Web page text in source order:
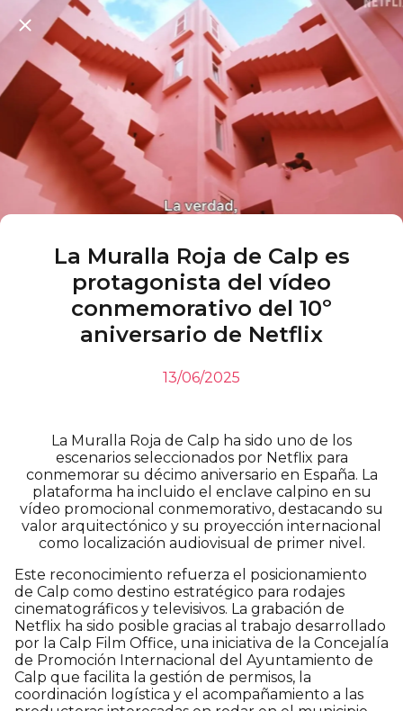
La Muralla Roja de Calp es
protagonista del vídeo
conmemorativo del 10º
aniversario de Netflix
13/06/2025
La Muralla Roja de Calp ha sido uno de los
escenarios seleccionados por Netflix para
conmemorar su décimo aniversario en España. La
plataforma ha incluido el enclave calpino en su
vídeo promocional conmemorativo, destacando su
valor arquitectónico y su proyección internacional
como localización audiovisual de primer nivel.
Este reconocimiento refuerza el posicionamiento
de Calp como destino estratégico para rodajes
cinematográficos y televisivos. La grabación de
Netflix ha sido posible gracias al trabajo desarrollado
por la Calp Film Office, una iniciativa de la Concejalía
de Promoción Internacional del Ayuntamiento de
Calp que facilita la gestión de permisos, la
coordinación logística y el acompañamiento a las